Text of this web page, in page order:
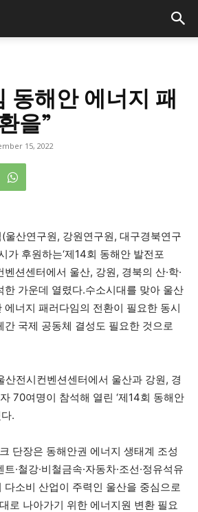
동해안 에너지 패
을”
15, 2022
산연구원, 강원연구원, 대구경북연구
가 후원하는‘제14회 동해안 발전포
벤션센터에서 울산, 강원, 경북의 산·학·
한 가운데 열렸다.수소시대를 맞아 울산
에너지 패러다임의 전환이 필요한 동시
간 국제 공동체 결성도 필요한 것으로
산전시컨벤션센터에서 울산과 강원, 경
자 70여명이 참석해 열린 ‘제14회 동해안
.
단장은 동해안권 에너지 생태계 조성
·철강·비철금속·자동차·조선·정유석유
다소비 산업이 주력인 울산을 중심으로
로 나아가기 위한 에너지원 변환 필요